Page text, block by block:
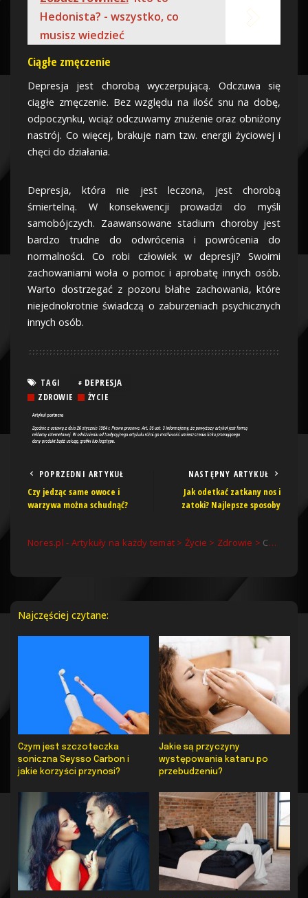
Hedonista? - wszystko, co
musisz wiedzieć
Ciągłe zmęczenie
Depresja jest chorobą wyczerpującą. Odczuwa się
ciągłe zmęczenie. Bez względu na ilość snu na dobę,
odpoczynku, wciąż odczuwamy znużenie oraz obniżony
nastrój. Co więcej, brakuje nam tzw. energii życiowej i
chęci do działania.
Depresja, która nie jest leczona, jest chorobą
śmiertelną. W konsekwencji prowadzi do myśli
samobójczych. Zaawansowane stadium choroby jest
bardzo trudne do odwrócenia i powrócenia do
normalności. Co robi człowiek w depresji? Swoimi
zachowaniami woła o pomoc i aprobatę innych osób.
Warto dostrzegać z pozoru błahe zachowania, które
niejednokrotnie świadczą o zaburzeniach psychicznych
innych osób.
TAGI DEPRESJA
ZDROWIE ŻYCIE
POPRZEDNI ARTYKUŁ
Czy jedząc same owoce i
warzywa można schudnąć?
NASTĘPNY ARTYKUŁ
Jak odetkać zatkany nos i
zatoki? Najlepsze sposoby
Nores.pl - Artykuły na każdy temat > Życie > Zdrowie > Co robi człowiek w depresji?
Najczęściej czytane:
Czym jest szczoteczka
soniczna Seysso Carbon i
jakie korzyści przynosi?
Jakie są przyczyny
występowania kataru po
przebudzeniu?